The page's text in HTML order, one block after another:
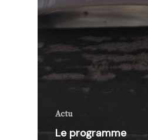
Actu
Le programme